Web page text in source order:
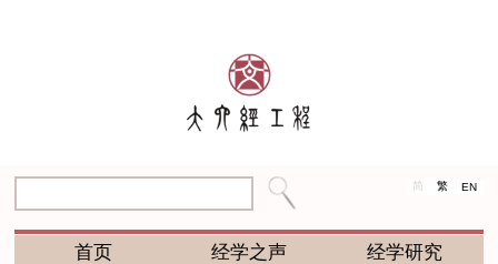
简 繁 EN
首页 经学之声
经学研究